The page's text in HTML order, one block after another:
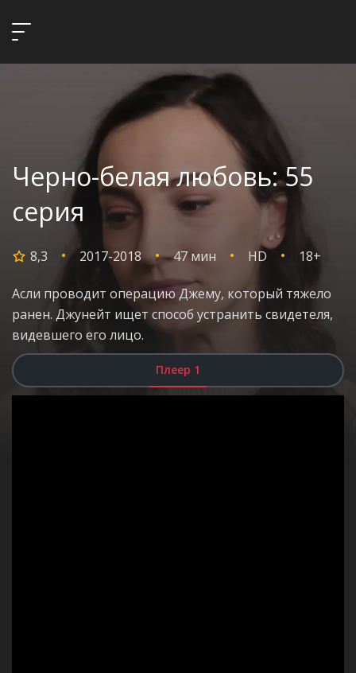
Черно-белая любовь: 55
серия
8,3 2017-2018 47 мин HD 18+
Асли проводит операцию Джему, который тяжело
ранен. Джунейт ищет способ устранить свидетеля,
видевшего его лицо.
Плеер 1